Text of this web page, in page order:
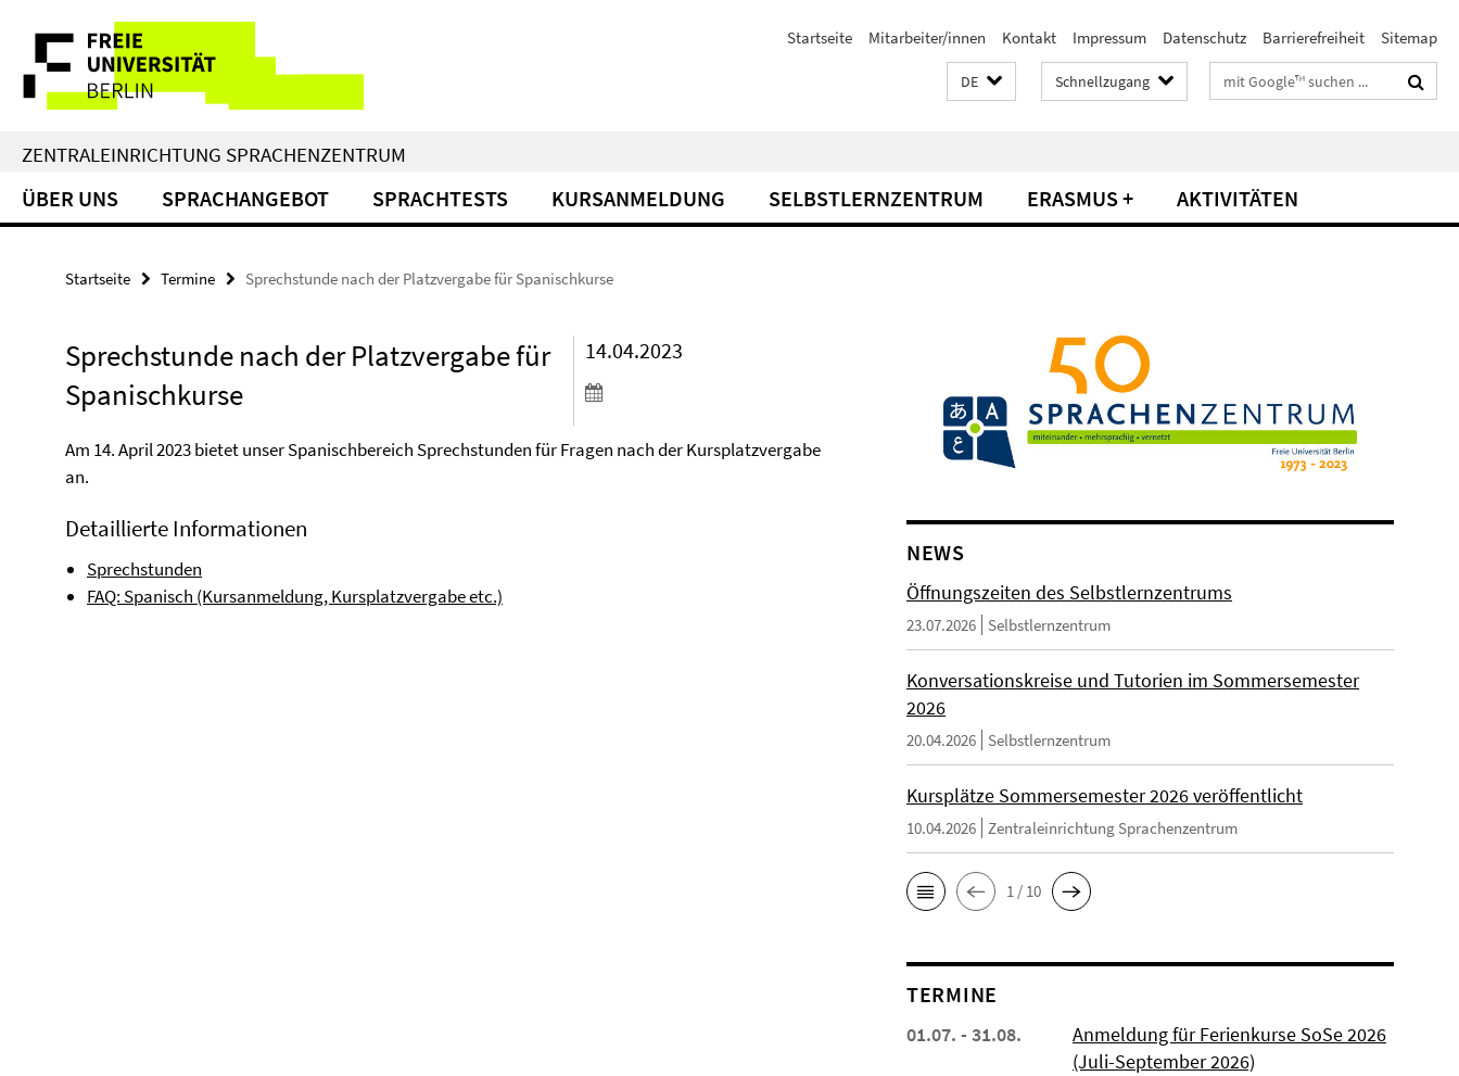
direkt
Inhalt
Service-
Navigation
Startseite Mitarbeiter/innen Kontakt Impressum Datenschutz Barrierefreiheit Sitemap
DE Schnellzugang Suchbegriffe
ZENTRALEINRICHTUNG SPRACHENZENTRUM
ÜBER UNS SPRACHANGEBOT SPRACHTESTS KURSANMELDUNG SELBSTLERNZENTRUM ERASMUS + AKTIVITÄTEN
Startseite Termine Sprechstunde nach der Platzvergabe für Spanischkurse
Sprechstunde nach der Platzvergabe für
Spanischkurse
14.04.2023
Am 14. April 2023 bietet unser Spanischbereich Sprechstunden für Fragen nach der Kursplatzvergabe
an.
Detaillierte Informationen
Sprechstunden
FAQ: Spanisch (Kursanmeldung, Kursplatzvergabe etc.)
NEWS
Öffnungszeiten des Selbstlernzentrums
23.07.2026 Selbstlernzentrum
Konversationskreise und Tutorien im Sommersemester
2026
20.04.2026 Selbstlernzentrum
Kursplätze Sommersemester 2026 veröffentlicht
10.04.2026 Zentraleinrichtung Sprachenzentrum
1 / 10
TERMINE
01.07. - 31.08.
Anmeldung für Ferienkurse SoSe 2026
(Juli-September 2026)